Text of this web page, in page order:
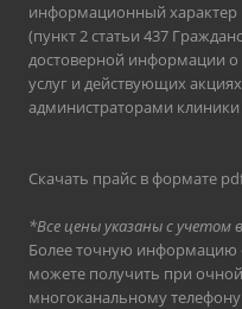
информационный характер
(пункт 2 статьи 437
достоверной информации о
услуг и действующих
администраторами
Скачать прайс в формате
*Все цены указаны с учетом
Более точную информацию
можете получить при
многоканальному телефону